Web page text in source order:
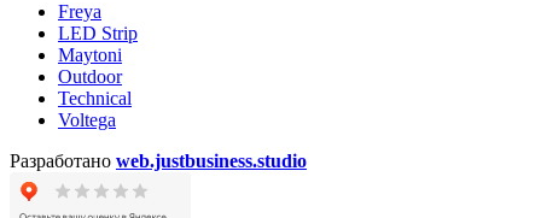
Freya
LED Strip
Maytoni
Outdoor
Technical
Voltega
Разработано web.justbusiness.studio